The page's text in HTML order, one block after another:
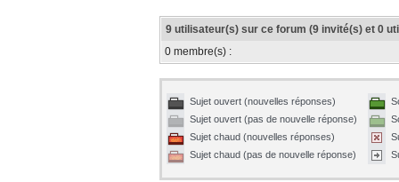
9 utilisateur(s) sur ce forum (9 invité(s) et 0
0 membre(s) :
Sujet ouvert (nouvelles réponses)
Sujet ouvert (pas de nouvelle réponse)
Sujet chaud (nouvelles réponses)
Sujet chaud (pas de nouvelle réponse)